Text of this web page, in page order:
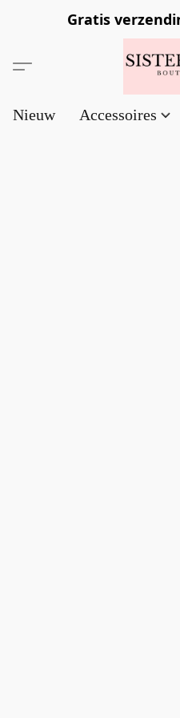
Gratis
Nieuw Accessoires